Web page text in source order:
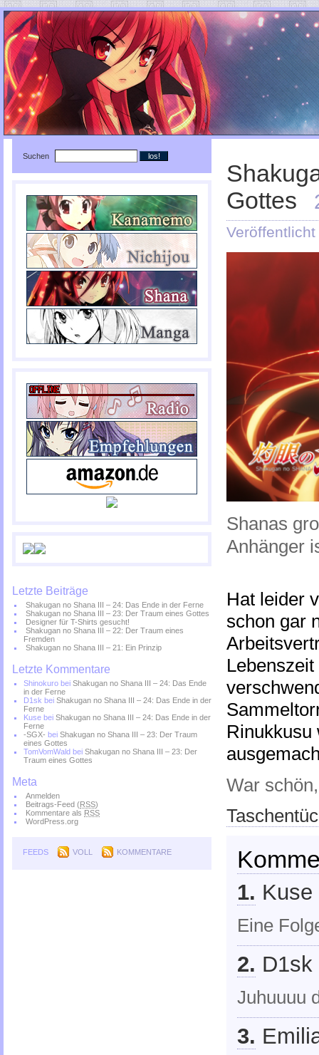
Gottes
Shanas
Anhänger
Hat leider
schon gar
Rinukkusu
War
1. Kuse
Eine
2. D1sk
Juhuuuu
3.
Suchen
Letzte Beiträge
Shakugan no Shana III – 24: Das Ende in der Ferne
Shakugan no Shana III – 23: Der Traum eines Gottes
Designer für T-Shirts gesucht!
Shakugan no Shana III – 22: Der Traum eines
Fremden
Shakugan no Shana III – 21: Ein Prinzip
Letzte Kommentare
Shinokuro bei Shakugan no Shana III – 24: Das Ende
in der Ferne
D1sk bei Shakugan no Shana III – 24: Das Ende in der
Ferne
Kuse bei Shakugan no Shana III – 24: Das Ende in der
Ferne
-SGX- bei Shakugan no Shana III – 23: Der Traum
eines Gottes
TomVomWald bei Shakugan no Shana III – 23: Der
Traum eines Gottes
Meta
Anmelden
Beitrags-Feed (RSS)
Kommentare als RSS
WordPress.org
FEEDS VOLL KOMMENTARE